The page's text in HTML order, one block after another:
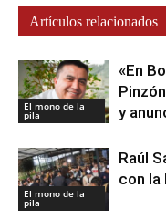
Artículos relacionados
El mono de la
pila
«En
y
El mono de la
pila
Raúl
con la